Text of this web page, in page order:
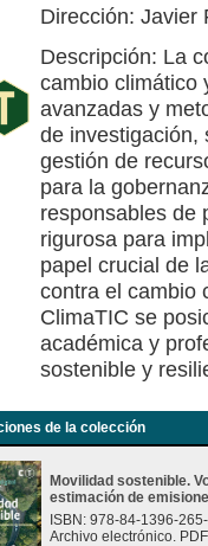
Dirección: Javier
Descripción: La
cambio climático
avanzadas y
de investigación,
gestión de
para la
responsables de
rigurosa para
papel crucial de
contra el cambio
ClimaTIC se
académica y
sostenible y
de la colección
Movilidad sostenible.
estimación de
ISBN: 978-84-1396-
Archivo electrónico.